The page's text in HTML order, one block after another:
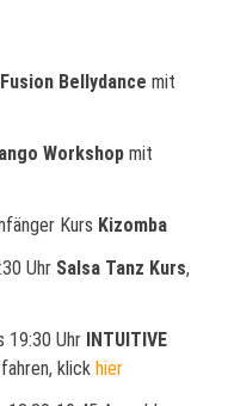
Bellydance mit
Workshop mit
Kurs Kizomba
Uhr Salsa Tanz Kurs,
19:30 Uhr INTUITIVE
klick hier